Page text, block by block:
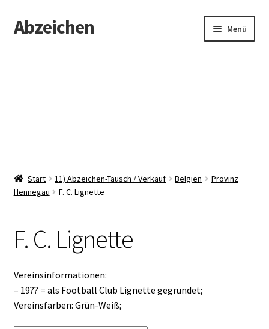
Zur
Navigation
Zum
Inhalt
Abzeichen Menü
Start 11) Abzeichen-Tausch / Verkauf Belgien
Provinz
Hennegau
F. C. Lignette
F. C. Lignette
Vereinsinformationen:
– 19?? = als Football Club Lignette gegründet;
Vereinsfarben: Grün-Weiß;